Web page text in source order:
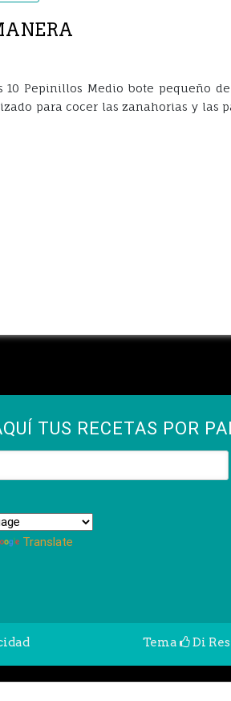
10 Pepinillos Medio bote pequeño
para cocer las zanahorias y las
TUS RECETAS POR
Translate
Tema Di